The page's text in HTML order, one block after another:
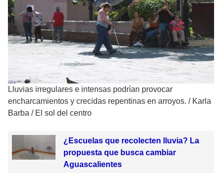
Lluvias irregulares e intensas podrían provocar
encharcamientos y crecidas repentinas en arroyos. / Karla
Barba / El sol del centro
¿Escuelas que recolecten lluvia? La
propuesta que busca cambiar
Aguascalientes